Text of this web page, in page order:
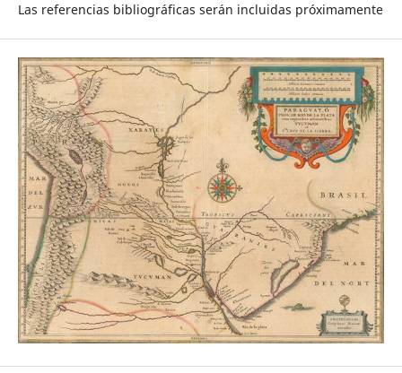
Las referencias bibliográficas serán incluidas próximamente